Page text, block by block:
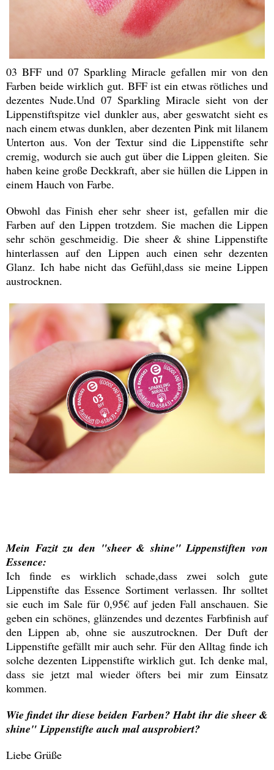
03 BFF und 07 Sparkling Miracle gefallen mir von den
Farben beide wirklich gut. BFF ist ein etwas rötliches und
dezentes Nude.Und 07 Sparkling Miracle sieht von der
Lippenstiftspitze viel dunkler aus, aber geswatcht sieht es
nach einem etwas dunklen, aber dezenten Pink mit lilanem
Unterton aus. Von der Textur sind die Lippenstifte sehr
cremig, wodurch sie auch gut über die Lippen gleiten. Sie
haben keine große Deckkraft, aber sie hüllen die Lippen in
einem Hauch von Farbe.
Obwohl das Finish eher sehr sheer ist, gefallen mir die
Farben auf den Lippen trotzdem. Sie machen die Lippen
sehr schön geschmeidig. Die sheer & shine Lippenstifte
hinterlassen auf den Lippen auch einen sehr dezenten
Glanz. Ich habe nicht das Gefühl,dass sie meine Lippen
austrocknen.
Mein Fazit zu den "sheer & shine" Lippenstiften von
Essence:
Ich finde es wirklich schade,dass zwei solch gute
Lippenstifte das Essence Sortiment verlassen. Ihr solltet
sie euch im Sale für 0,95€ auf jeden Fall anschauen. Sie
geben ein schönes, glänzendes und dezentes Farbfinish auf
den Lippen ab, ohne sie auszutrocknen. Der Duft der
Lippenstifte gefällt mir auch sehr. Für den Alltag finde ich
solche dezenten Lippenstifte wirklich gut. Ich denke mal,
dass sie jetzt mal wieder öfters bei mir zum Einsatz
kommen.
Wie findet ihr diese beiden Farben? Habt ihr die sheer &
shine" Lippenstifte auch mal ausprobiert?
Liebe Grüße